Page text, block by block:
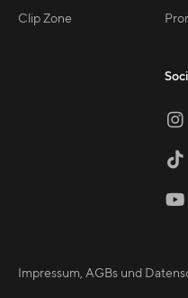
Clip Zone



Impressum, AGBs und